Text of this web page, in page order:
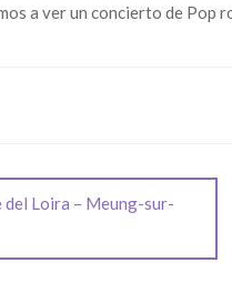
a ver un concierto de Pop
del Loira – Meung-sur-